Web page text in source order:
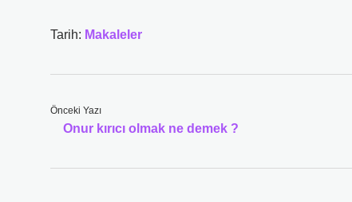
Tarih: Makaleler
Önceki Yazı
Onur kırıcı olmak ne demek ?